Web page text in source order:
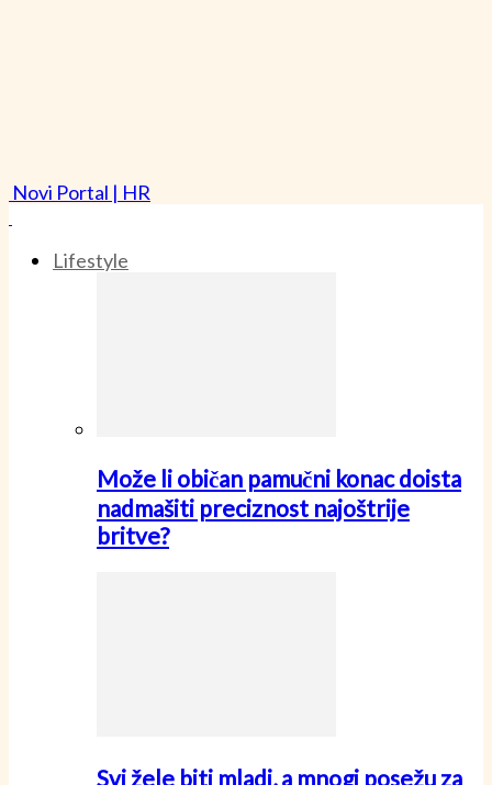
Novi Portal | HR
Lifestyle
Može li običan pamučni konac doista
nadmašiti preciznost najoštrije
britve?
Svi žele biti mladi, a mnogi posežu za